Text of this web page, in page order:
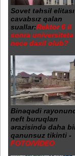
Sovet təhsil
cavabsız qalan
suallar:Rektor 6 il
sonra universitetə
necə daxil olub?
Binəqədi
neft buruqları
ərazisində daha
qanunsuz tikinti -
FOTO/VİDEO